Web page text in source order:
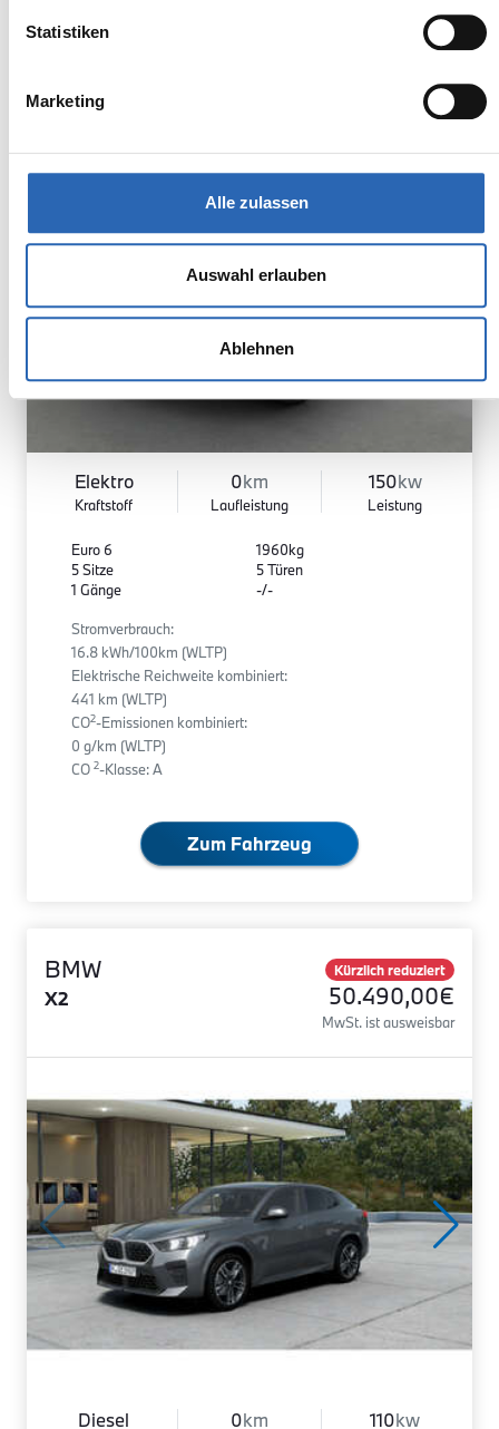
Statistiken
Marketing
Alle zulassen
Auswahl erlauben
Ablehnen
BMW Kürzlich reduziert
59.190,00€
MwSt. ist ausweisbar
Elektro
Kraftstoff
0km
Laufleistung
150kw
Leistung
Euro 6
5 Sitze
1 Gänge
1960kg
5 Türen
-/-
Stromverbrauch:
16.8 kWh/100km (WLTP)
Elektrische Reichweite kombiniert:
441 km (WLTP)
CO2-Emissionen kombiniert:
0 g/km (WLTP)
CO 2-Klasse: A
Zum Fahrzeug
BMW
X2
Kürzlich reduziert
50.490,00€
MwSt. ist ausweisbar
Diesel 0km 110kw